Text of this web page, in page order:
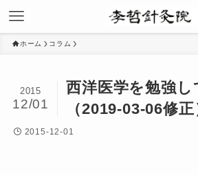
ホーム コラム
西洋医学を勉強し
（2019-03-06修正
2015
12/01
2015-12-01